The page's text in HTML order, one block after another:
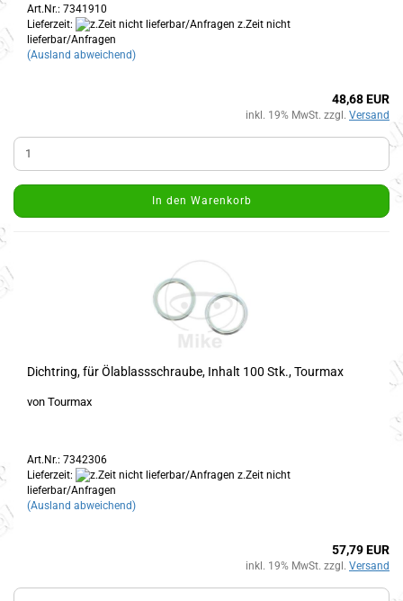
Art.Nr.: 7341910
Lieferzeit:
z.Zeit nicht
lieferbar/Anfragen
(Ausland abweichend)
48,68 EUR
inkl. 19% MwSt. zzgl. Versand
In den Warenkorb
Dichtring, für Ölablassschraube, Inhalt 100 Stk., Tourmax
von Tourmax
Art.Nr.: 7342306
Lieferzeit:
z.Zeit nicht
lieferbar/Anfragen
(Ausland abweichend)
57,79 EUR
inkl. 19% MwSt. zzgl. Versand